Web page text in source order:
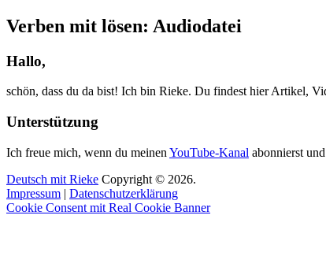
Verben mit lösen: Audiodatei
Hallo,
schön, dass du da bist! Ich bin Rieke. Du findest hier Artikel,
Unterstützung
Ich freue mich, wenn du meinen YouTube-Kanal abonnierst
Deutsch mit Rieke Copyright © 2026.
Impressum | Datenschutzerklärung
Cookie Consent mit Real Cookie Banner